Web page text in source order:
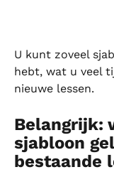
U kunt zoveel
hebt, wat u veel
nieuwe lessen.
Belangrijk:
sjabloon
bestaande